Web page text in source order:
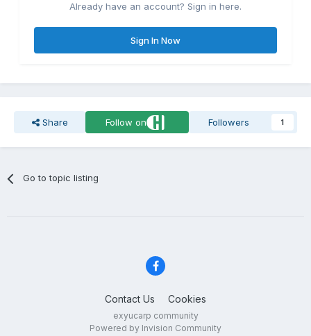
Already have an account? Sign in here.
Sign In Now
Share Follow on Followers 1
Go to topic listing
Contact Us Cookies
exyucarp community
Powered by Invision Community